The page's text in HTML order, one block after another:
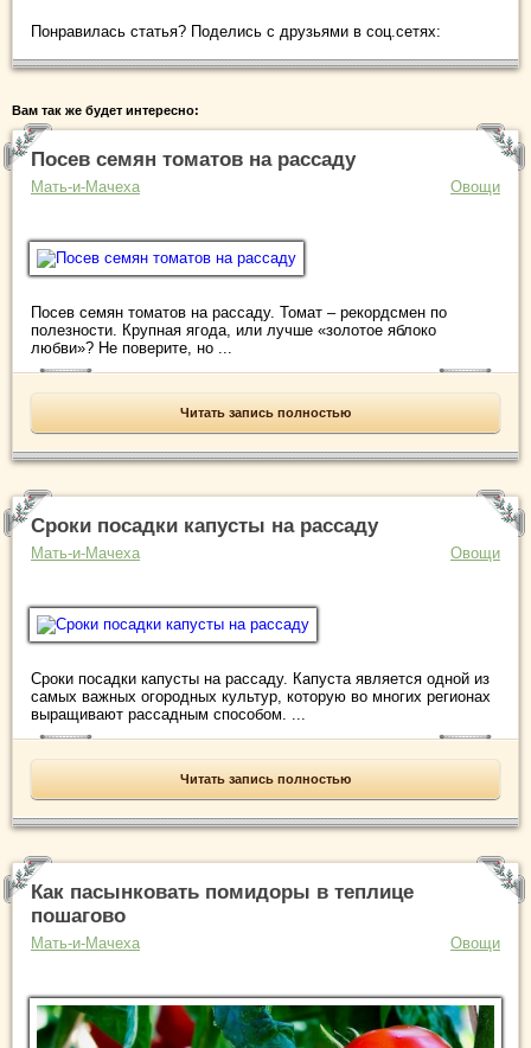
Понравилась статья? Поделись с друзьями в соц.сетях:
Вам так же будет интересно:
Посев семян томатов на рассаду
Мать-и-Мачеха Овощи
Посев семян томатов на рассаду. Томат – рекордсмен по
полезности. Крупная ягода, или лучше «золотое яблоко
любви»? Не поверите, но ...
Читать запись полностью
Сроки посадки капусты на рассаду
Мать-и-Мачеха Овощи
Сроки посадки капусты на рассаду. Капуста является одной из
самых важных огородных культур, которую во многих регионах
выращивают рассадным способом. ...
Читать запись полностью
Как пасынковать помидоры в теплице
пошагово
Мать-и-Мачеха Овощи